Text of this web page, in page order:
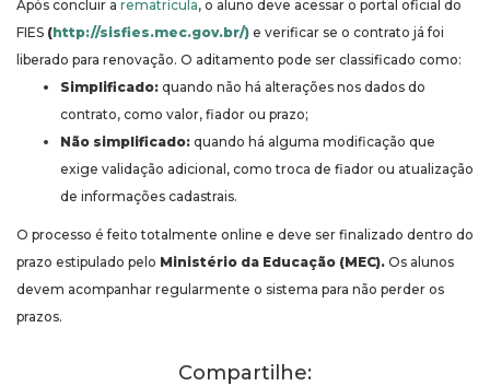
Após concluir a rematrícula, o aluno deve acessar o portal oficial do
FIES (http://sisfies.mec.gov.br/) e verificar se o contrato já foi
liberado para renovação. O aditamento pode ser classificado como:
Simplificado: quando não há alterações nos dados do
contrato, como valor, fiador ou prazo;
Não simplificado: quando há alguma modificação que
exige validação adicional, como troca de fiador ou atualização
de informações cadastrais.
O processo é feito totalmente online e deve ser finalizado dentro do
prazo estipulado pelo Ministério da Educação (MEC). Os alunos
devem acompanhar regularmente o sistema para não perder os
prazos.
Compartilhe: